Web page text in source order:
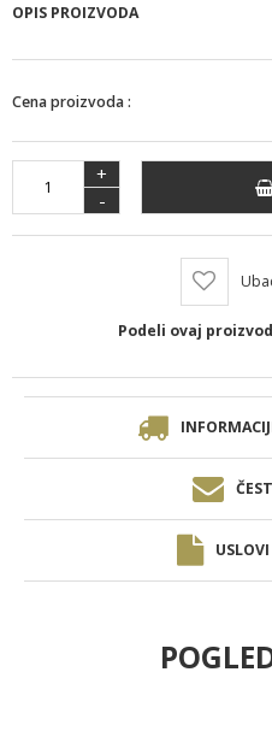
OPIS PROIZVODA
Cena proizvoda :
+
-
Podeli ovaj